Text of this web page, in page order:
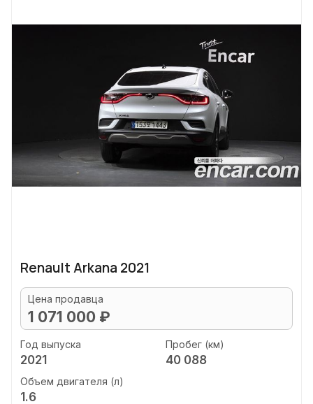
Renault Arkana 2021
Цена продавца
1 071 000 ₽
Год выпуска
2021
Пробег (км)
40 088
Объем двигателя (л)
1.6